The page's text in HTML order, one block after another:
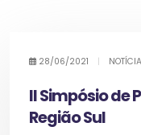
28/06/2021
II Simpósio de
Região Sul